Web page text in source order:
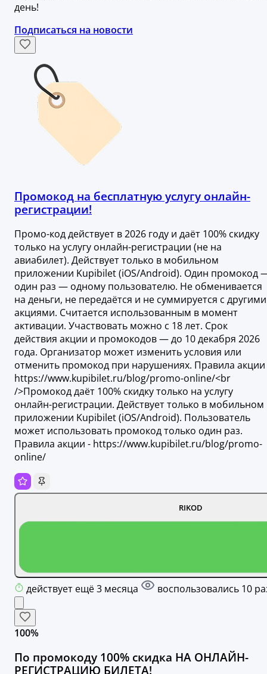
день!
Подписаться на новости
Промокод на бесплатную услугу онлайн-
регистрации!
Промо-код действует в 2026 году и даёт 100% скидку
только на услугу онлайн-регистрации (не на
авиабилет). Действует только в мобильном
приложении Kupibilet (iOS/Android). Один промокод
один раз — одному пользователю. Не обменивается
на деньги, не передаётся и не суммируется с другими
акциями. Считается использованным в момент
активации. Участвовать можно с 18 лет. Срок
действия акции и промокодов — до 10 декабря 2026
года. Организатор может изменить условия или
отменить промокод при нарушениях. Правила акции
https://www.kupibilet.ru/blog/promo-online/<br
/>Промокод даёт 100% скидку только на услугу
онлайн-регистрации. Действует только в мобильном
приложении Kupibilet (iOS/Android). Пользователь
может использовать промокод только один раз.
Правила акции - https://www.kupibilet.ru/blog/promo-
online/
RIKOD
действует ещё 3 месяца воспользовались 10
100%
По промокоду 100% скидка НА ОНЛАЙН-
РЕГИСТРАЦИЮ БИЛЕТА!